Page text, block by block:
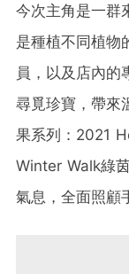
今次主角是一群
是種植不同植物
員，以及店內的
尋覓珍寶，帶來
果系列：2021
Winter Walk綠
氣息，全面照顧